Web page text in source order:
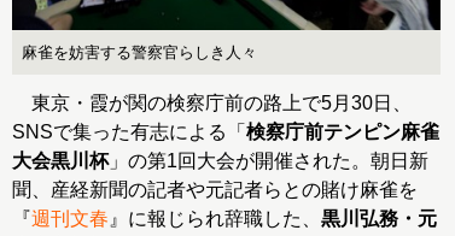
麻雀を妨害する警察官らしき人々
東京・霞が関の検察庁前の路上で5月30日、
SNSで集った有志による「 検察庁前テンピン麻雀
大会黒川杯」の第1回大会が開催された。朝日新
聞、産経新聞の記者や元記者らとの賭け麻雀を
『週刊文春 』に報じられ辞職した、 黒川弘務・元